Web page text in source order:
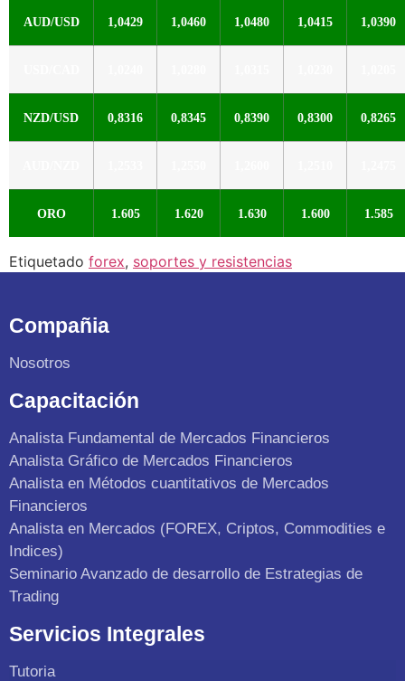
AUD/USD 1,0429 1,0460 1,0480 1,0415 1,0390
NZD/USD 0,8316 0,8345 0,8390 0,8300 0,8265
ORO 1.605 1.620 1.630 1.600 1.585
Etiquetado forex, soportes y resistencias
Compañia
Nosotros
Capacitación
Analista Fundamental de Mercados Financieros
Analista Gráfico de Mercados Financieros
Analista en Métodos cuantitativos de Mercados
Financieros
Analista en Mercados (FOREX, Criptos, Commodities e
Indices)
Seminario Avanzado de desarrollo de Estrategias de
Trading
Servicios Integrales
Tutoria